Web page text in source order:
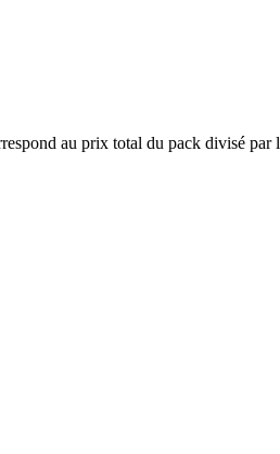
au prix total du pack divisé par